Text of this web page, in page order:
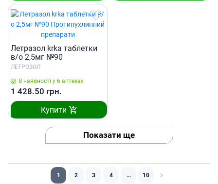
Летразол krka таблетки
в/о 2,5мг №90
ЛЕТРОЗОЛ
В наявності у 6 аптеках
1 428.50 грн.
Купити
Показати ще
1 2 3 4 ... 10